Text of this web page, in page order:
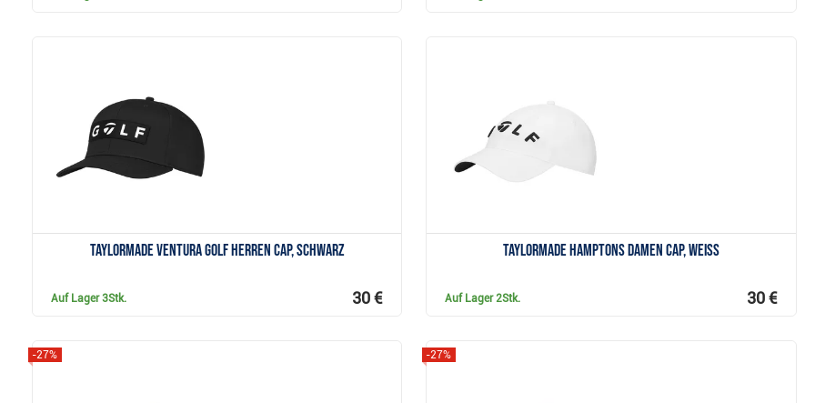
TaylorMade Ventura Golf Herren Cap, schwarz
Auf Lager3Stk. 30 €
TaylorMade Hamptons Damen Cap, weiss
Auf Lager2Stk. 30 €
-27% -27%